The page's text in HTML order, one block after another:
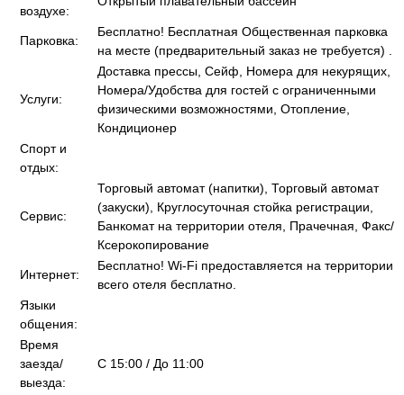
воздухе:
Парковка:
Бесплатно! Бесплатная Общественная парковка
на месте (предварительный заказ не требуется) .
Услуги:
Доставка прессы, Сейф, Номера для некурящих,
Номера/Удобства для гостей с ограниченными
физическими возможностями, Отопление,
Кондиционер
Спорт и
отдых:
Сервис:
Торговый автомат (напитки), Торговый автомат
(закуски), Круглосуточная стойка регистрации,
Банкомат на территории отеля, Прачечная, Факс/
Ксерокопирование
Интернет:
Бесплатно! Wi-Fi предоставляется на территории
всего отеля бесплатно.
Языки
общения:
Время
заезда/
выезда:
C 15:00 / До 11:00